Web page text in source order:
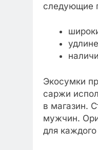
следующие
Экосумки
саржи
в магазин.
мужчин.
для